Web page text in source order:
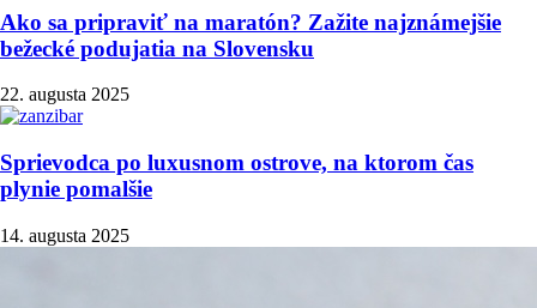
Ako sa pripraviť na maratón? Zažite najznámejšie
bežecké podujatia na Slovensku
22. augusta 2025
Sprievodca po luxusnom ostrove, na ktorom čas
plynie pomalšie
14. augusta 2025